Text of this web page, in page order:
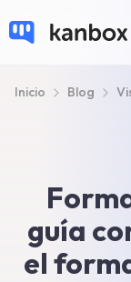
Inicio Blog
guía
el